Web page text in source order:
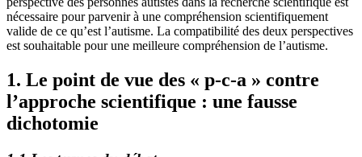
nécessaire pour parvenir à une compréhension scientifiquement
valide de ce qu’est l’autisme. La compatibilité des deux perspectives
est souhaitable pour une meilleure compréhension de l’autisme.
1. Le point de vue des « p-c-a » contre
l’approche scientifique : une fausse
dichotomie